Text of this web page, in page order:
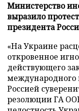
Министерство
выразило
президента
«На Украине
откровенное
действующего
международного
Россией
резолюции ГА